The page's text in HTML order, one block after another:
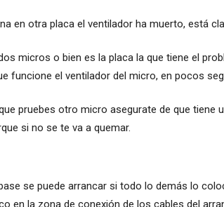
en otra placa el ventilador ha muerto, está
micros o bien es la placa la que tiene el
funcione el ventilador del micro, en pocos
pruebes otro micro asegurate de que tiene
si no se te va a quemar.
se puede arrancar si todo lo demás lo
en la zona de conexión de los cables del